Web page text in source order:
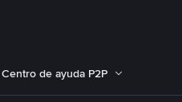
Centro de ayuda P2P